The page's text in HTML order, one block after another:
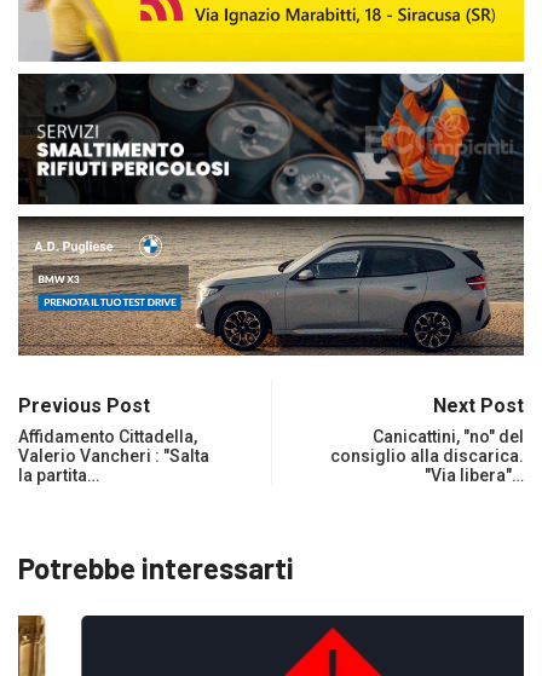
Previous Post
Affidamento Cittadella,
Valerio Vancheri : "Salta
la partita…
Next Post
Canicattini, "no" del
consiglio alla discarica.
"Via libera"…
Potrebbe interessarti